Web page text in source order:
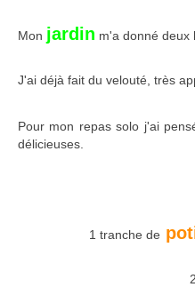
Mon jardin m'a donné deux
J'ai déjà fait du velouté, très
Pour mon repas solo j'ai
délicieuses.
1 tranche de